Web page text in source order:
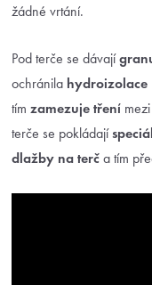
žádné vrtání.
Pod terče se dávají
ochránila hydroizolace
tím zamezuje tření
terče se pokládají
dlažby na terč a tím